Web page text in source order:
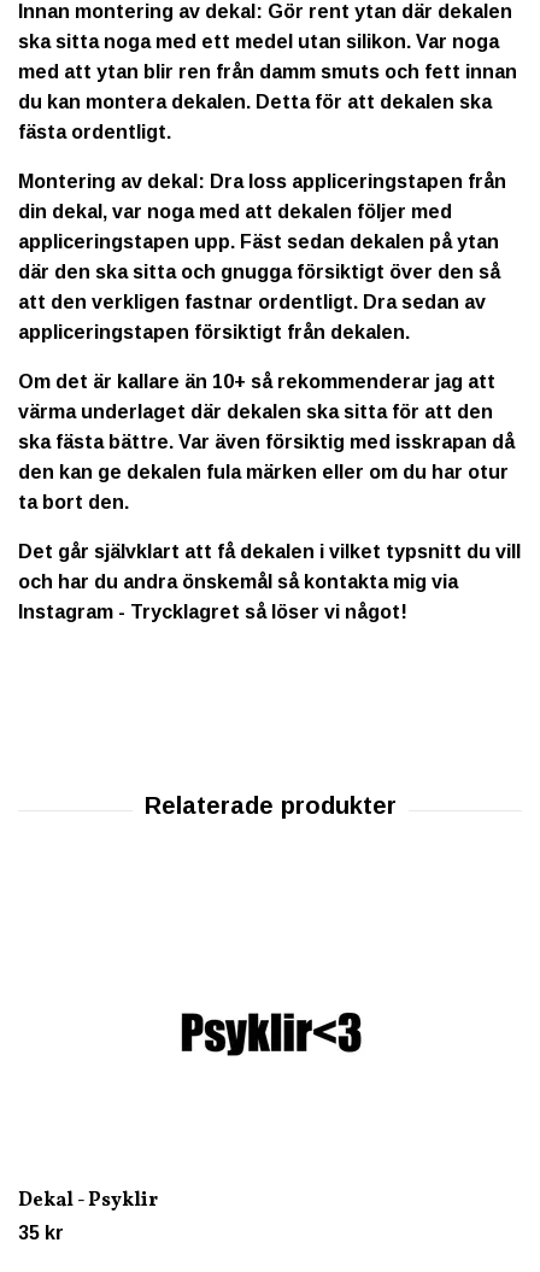
Innan montering av dekal: Gör rent ytan där dekalen
ska sitta noga med ett medel utan silikon. Var noga
med att ytan blir ren från damm smuts och fett innan
du kan montera dekalen. Detta för att dekalen ska
fästa ordentligt.
Montering av dekal: Dra loss appliceringstapen från
din dekal, var noga med att dekalen följer med
appliceringstapen upp. Fäst sedan dekalen på ytan
där den ska sitta och gnugga försiktigt över den så
att den verkligen fastnar ordentligt. Dra sedan av
appliceringstapen försiktigt från dekalen.
Om det är kallare än 10+ så rekommenderar jag att
värma underlaget där dekalen ska sitta för att den
ska fästa bättre. Var även försiktig med isskrapan då
den kan ge dekalen fula märken eller om du har otur
ta bort den.
Det går självklart att få dekalen i vilket typsnitt du vill
och har du andra önskemål så kontakta mig via
Instagram - Trycklagret så löser vi något!
Dekal - Psyklir
35 kr